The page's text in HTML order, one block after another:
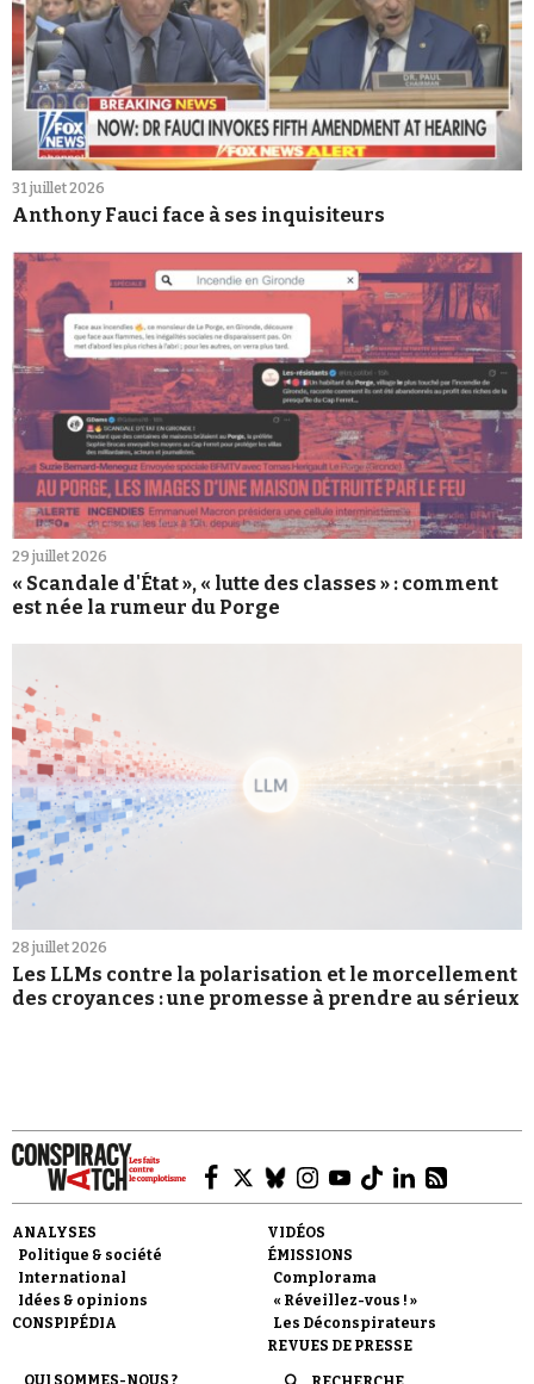
31 juillet 2026
Anthony Fauci face à ses inquisiteurs
29 juillet 2026
« Scandale d'État », « lutte des classes » : comment
est née la rumeur du Porge
28 juillet 2026
Les LLMs contre la polarisation et le morcellement
des croyances : une promesse à prendre au sérieux
ANALYSES
Politique & société
International
Idées & opinions
CONSPIPÉDIA
VIDÉOS
ÉMISSIONS
Complorama
« Réveillez-vous ! »
Les Déconspirateurs
REVUES DE PRESSE
QUI SOMMES-NOUS ?